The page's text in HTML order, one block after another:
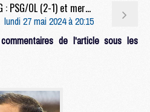
Podcast : Podcast CulturePSG : PSG/OL (2-1) et mercato
lundi 27 mai 2024 à 20:15
de l'article sous les